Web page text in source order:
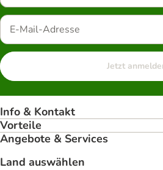
Jetzt
Info & Kontakt
Vorteile
Angebote & Services
Land auswählen